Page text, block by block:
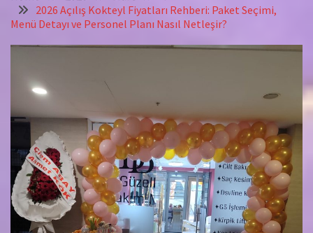
2026 Açılış Kokteyl Fiyatları Rehberi: Paket Seçimi,
Menü Detayı ve Personel Planı Nasıl Netleşir?